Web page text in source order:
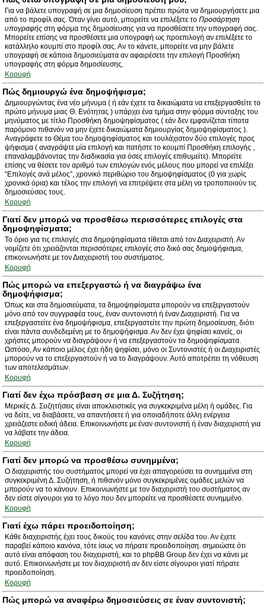
Για να βάλετε υπογραφή σε μια δημοσίευση πρέπει πρώτα να δημιουργήσετε μια
από το προφίλ σας. Όταν γίνει αυτό, μπορείτε να επιλέξετε το Προσάρτηση
υπογραφής στη φόρμα της δημοσίευσης για να προσθέσετε την υπογραφή σας.
Μπορείτε επίσης να προσθέσετε μια υπογραφή ως προεπιλογή αν επιλέξετε το
κατάλληλο κουμπί στο προφίλ σας. Αν το κάνετε, μπορείτε να μην βάλετε
υπογραφή σε κάποια δημοσιεύματα αν αφαιρέσετε την επιλογή Προσθήκη
υπογραφής στη φόρμα δημοσίευσης.
Κορυφή
Πώς δημιουργώ ένα δημοψήφισμα;
Δημιουργώντας ένα νέο μήνυμα ( ή εάν έχετε τα δικαιώματα να επεξεργασθείτε το
πρώτο μήνυμα μιας Θ. Ενότητας ) υπάρχει ένα τμήμα στην φόρμα σύνταξης του
μηνύματος με τίτλο Προσθήκη δημοψηφίσματος ( εάν δεν εμφανίζεται τίποτα
παρόμοιο πιθανόν να μην έχετε δικαιώματα δημιουργίας δημοψηφίσματος ).
Αναγράφετε το Θέμα του δημοψηφίσματος και τουλάχιστον δύο επιλογές προς
ψήφισμα ( αναγράψτε μία επιλογή και πατήστε το κουμπί Προσθήκη επιλογής ,
επαναλαμβάνοντας την διαδικασία για όσες επιλογές επιθυμείτε). Μπορείτε
επίσης να θέσετε τον αριθμό των επιλογών ενός μέλους που μπορεί να επιλέξει
“Επιλογές ανά μέλος”, χρονικό περιθώριο του δημοψηφίσματος (0 για χωρίς
χρονικά όρια) και τέλος την επιλογή να επιτρέψετε στα μέλη να τροποποιούν τις
δημοσιεύσεις τους.
Κορυφή
Γιατί δεν μπορώ να προσθέσω περισσότερες επιλογές στα
δημοψηφίσματα;
Το όριο για τις επιλογές στα δημοψηφίσματα τίθεται από τον Διαχειριστή. Αν
νομίζετε ότι χρειάζονται περισσότερες επιλογές στο δικό σας δημοψήφισμα,
επικοινωνήστε με τον Διαχειριστή του συστήματος.
Κορυφή
Πώς μπορώ να επεξεργαστώ ή να διαγράψω ένα
δημοψήφισμα;
Όπως και στα δημοσιεύματα, τα δημοψηφίσματα μπορούν να επεξεργαστούν
μόνο από τον συγγραφέα τους, έναν συντονιστή ή έναν Διαχειριστή. Για να
επεξεργαστείτε ένα δημοψήφισμα, επεξεργαστείτε την πρώτη δημοσίευση, διότι
είναι πάντα συνδεδεμένη με το δημοψήφισμα. Αν δεν έχει ψηφίσει κανείς, οι
χρήστες μπορούν να διαγράψουν ή να επεξεργαστούν τα δημοψηφίσματα.
Ωστόσο, Αν κάποιο μέλος έχει ήδη ψηφίσει, μόνο οι Συντονιστές ή οι Διαχειριστές
μπορούν να το επεξεργαστούν ή να το διαγράψουν. Αυτό αποτρέπει τη νόθευση
των αποτελεσμάτων.
Κορυφή
Γιατί δεν έχω πρόσβαση σε μια Δ. Συζήτηση;
Μερικές Δ. Συζητήσεις είναι αποκλειστικές για συγκεκριμένα μέλη ή ομάδες. Για
να δείτε, να διαβάσετε, να απαντήσετε ή για οποιαδήποτε άλλη ενέργεια
χρειάζεστε ειδική άδεια. Επικοινωνήστε με έναν συντονιστή ή έναν διαχειριστή για
να λάβατε την άδεια.
Κορυφή
Γιατί δεν μπορώ να προσθέσω συνημμένα;
Ο διαχειριστής του συστήματος μπορεί να έχει απαγορεύσει τα συνημμένα στη
συγκεκριμένη Δ. Συζήτηση, ή πιθανόν μόνο συγκεκριμένες ομάδες μελών να
μπορούν να το κάνουν. Επικοινωνήστε με τον διαχειριστή του συστήματος αν
δεν είστε σίγουροι για το λόγο που δεν μπορείτε να προσθέσετε συνημμένο.
Κορυφή
Γιατί έχω πάρει προειδοποίηση;
Κάθε διαχειριστής έχει τους δικούς του κανόνες στην σελίδα του. Αν έχετε
παραβεί κάποιο κανόνα, τότε ίσως να πήρατε προειδοποίηση. σημειώστε ότι
αυτό είναι απόφαση του διαχειριστή, και το phpBB Group δεν έχει να κάνει με
αυτό. Επικοινωνήστε με τον διαχειριστή αν δεν είστε σίγουροι γιατί πήρατε
προειδοποίηση.
Κορυφή
Πώς μπορώ να αναφέρω δημοσιεύσεις σε έναν συντονιστή;